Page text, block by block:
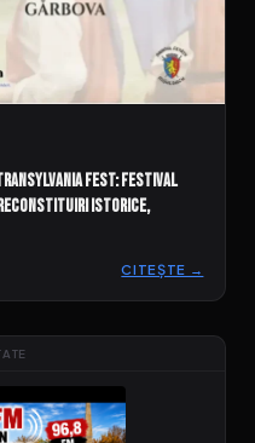
Fest: Festival
reconstituiri istorice,
CITEȘTE →